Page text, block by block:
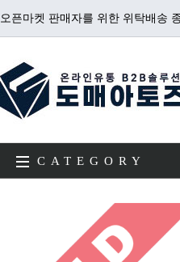
오픈마켓 판매자를 위한 위탁배송
CATEGORY